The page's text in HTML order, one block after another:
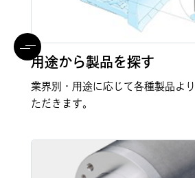
用途から製品を探す
業界別・用途に応じて各種製品よ
ただきます。